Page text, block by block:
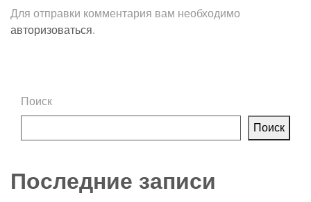
Для отправки комментария вам необходимо
авторизоваться.
Поиск
Поиск
Последние записи